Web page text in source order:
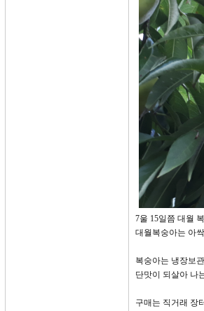
7울 15일쯤 대월
대월복숭아는 아
복숭아는 냉장보
단맛이 되살아 나
구매는 직거래 장